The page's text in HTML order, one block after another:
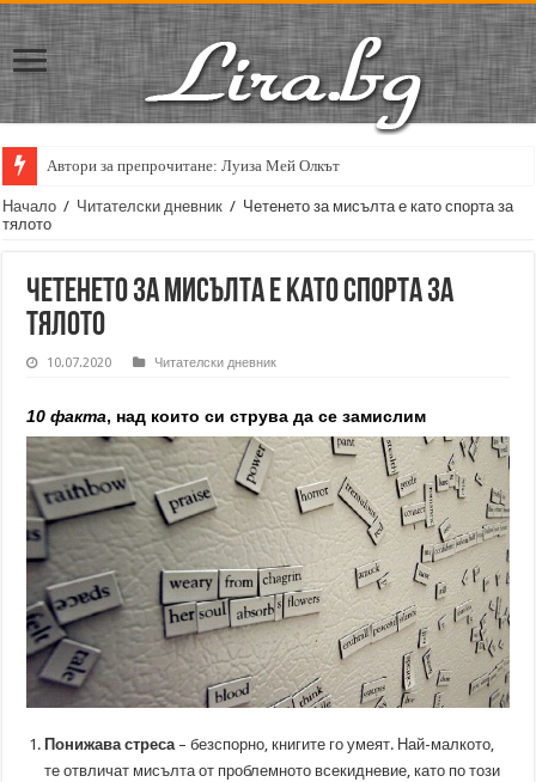
Автори за препрочитане: Луиза Мей Олкът
Кирил Кадийски: „Плачът на големия поет винаги е и сила, и
Начало / Читателски дневник / Четенето за мисълта е като спорта за
тялото
Четенето за мисълта е като спорта за
тялото
10.07.2020 Читателски дневник
10 факта, над които си струва да се замислим
Понижава стреса– безспорно, книгите го умеят. Най-малкото,
те отвличат мисълта от проблемното всекидневие, като по този